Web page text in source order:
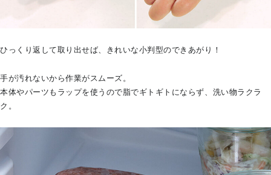
ひっくり返して取り出せば、きれいな小判型のできあがり！
手が汚れないから作業がスムーズ。
本体やパーツもラップを使うので脂でギトギトにならず、洗い物ラクラ
ク。